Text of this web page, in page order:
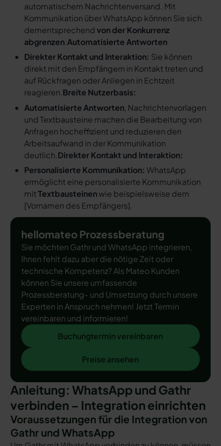
automatischem Nachrichtenversand. Mit
Kommunikation über WhatsApp können Sie sich
dementsprechendvon der Konkurrenz
abgrenzen.Automatisierte Antworten
Direkter Kontakt und Interaktion: Sie können
direkt mit den Empfängern in Kontakt treten und
auf Rückfragen oder Anliegen in Echtzeit
reagieren.Breite Nutzerbasis:
Automatisierte Antworten, Nachrichtenvorlagen
und Textbausteine machen die Bearbeitung von
Anfragen hocheffizient und reduzieren den
Arbeitsaufwand in der Kommunikation
deutlich.Direkter Kontakt und Interaktion:
Personalisierte Kommunikation: WhatsApp
ermöglicht eine personalisierte Kommunikation
mitTextbausteinenwie beispielsweise dem
[Vornamen des Empfängers].
hellomateo Prozessberatung
Sie möchten Gathr und WhatsApp integrieren,
Ihnen fehlt dazu aber die nötige Zeit oder
technische Kompetenz? Als Mateo Kunden
können Sie unsere umfassende
Prozessberatung- und Umsetzung durch unsere
Experten in Anspruch nehmen! Jetzt Termin
vereinbaren und informieren!
Buchungtermin vereinbaren
Buchungtermin vereinbaren
Preise ansehen
Preise ansehen
Anleitung: WhatsApp und Gathr
verbinden – Integration einrichten
Voraussetzungen für die Integration von
Gathr und WhatsApp